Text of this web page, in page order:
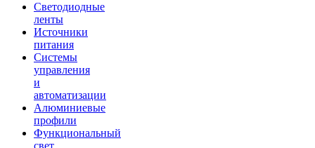
Светодиодные
ленты
Источники
питания
Системы
управления
и
автоматизации
Алюминиевые
профили
Функциональный
свет